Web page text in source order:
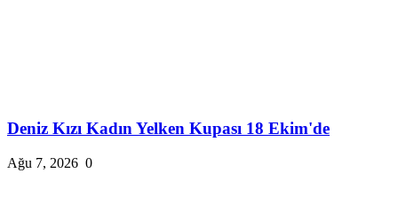
Deniz Kızı Kadın Yelken Kupası 18 Ekim'de
Ağu 7, 2026 0